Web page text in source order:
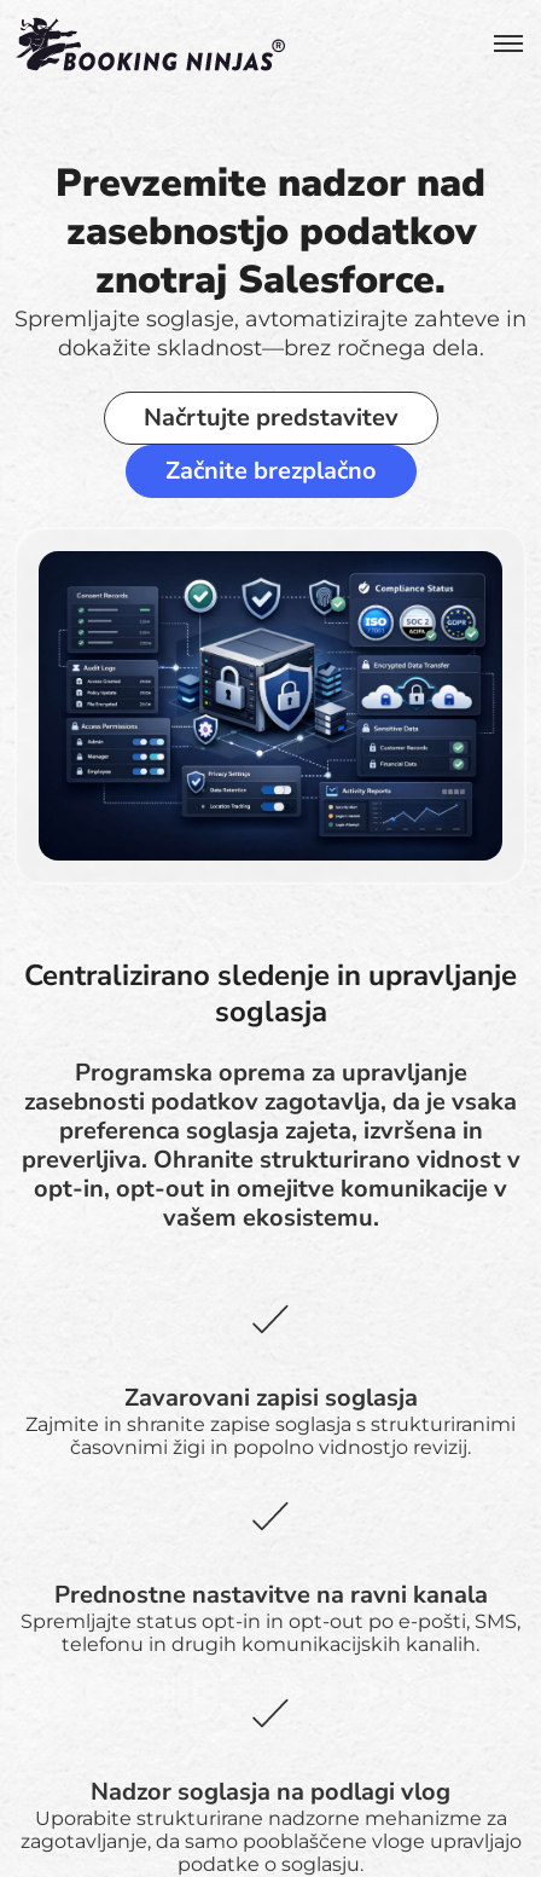
Prevzemite nadzor nad
zasebnostjo podatkov
znotraj Salesforce.
Spremljajte soglasje, avtomatizirajte zahteve in
dokažite skladnost—brez ročnega dela.
Načrtujte predstavitev
Začnite brezplačno
Centralizirano sledenje in upravljanje
soglasja
Programska oprema za upravljanje
zasebnosti podatkov zagotavlja, da je vsaka
preferenca soglasja zajeta, izvršena in
preverljiva. Ohranite strukturirano vidnost v
opt-in, opt-out in omejitve komunikacije v
vašem ekosistemu.
Zavarovani zapisi soglasja
Zajmite in shranite zapise soglasja s strukturiranimi
časovnimi žigi in popolno vidnostjo revizij.
Prednostne nastavitve na ravni kanala
Spremljajte status opt-in in opt-out po e-pošti, SMS,
telefonu in drugih komunikacijskih kanalih.
Nadzor soglasja na podlagi vlog
Uporabite strukturirane nadzorne mehanizme za
zagotavljanje, da samo pooblaščene vloge upravljajo
podatke o soglasju.